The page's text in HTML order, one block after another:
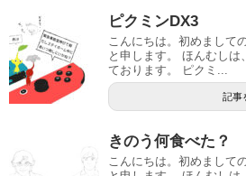
ピクミンDX3
こんにちは。初めまして
と申します。 ほんむしは
ております。 ピクミ...
記事
きのう何食べた？
こんにちは。初めまして